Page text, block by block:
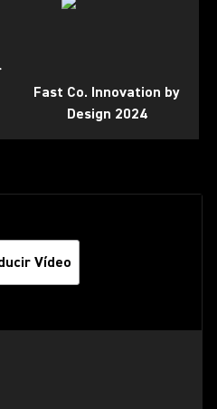
Fast Co. Innovation by
Design 2024
Vídeo